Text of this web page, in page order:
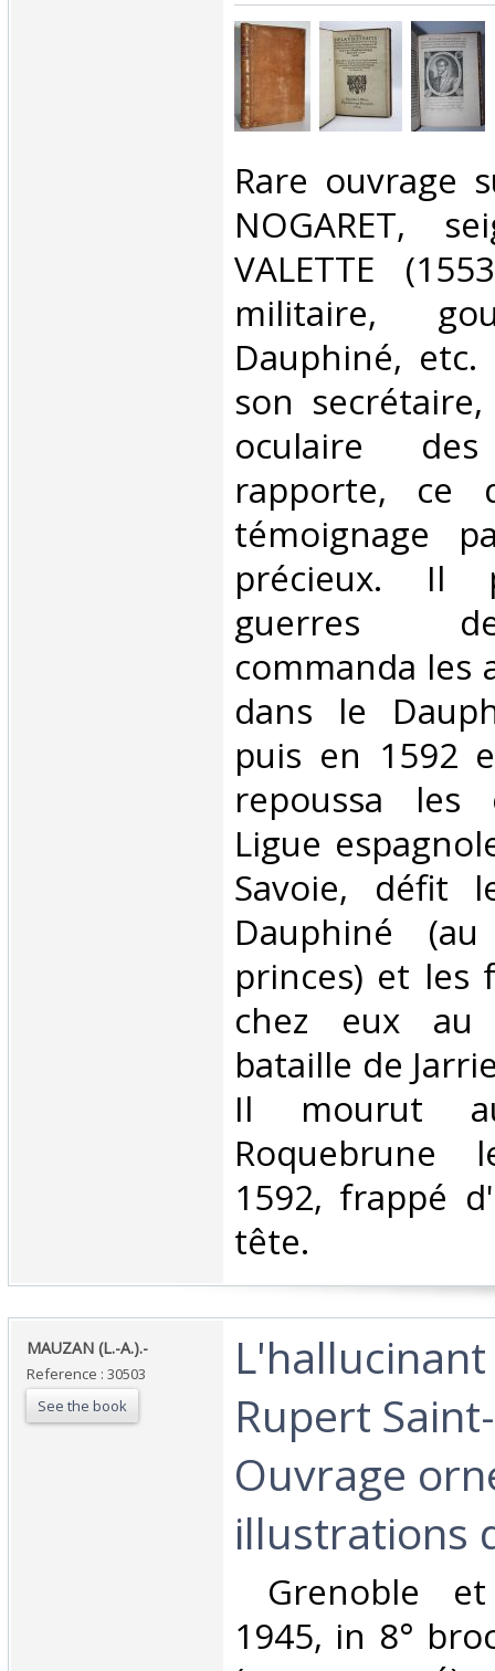
‎Rare ouvrage
NOGARET,
VALETTE
militaire,
Dauphiné, etc.
son
oculaire
rapporte, ce
témoignage
précieux. Il
guerres
commanda les
dans le
puis en 1592
repoussa
Ligue
Savoie, défit
Dauphiné
princes) et les
chez eux
bataille de
Il mourut
1592, frappé
tête. ‎
‎MAUZAN (L.-A.).-‎
Reference : 30503
See the book
Rupert
Ouvrage
illustrations
Grenoble
1945, in 8°